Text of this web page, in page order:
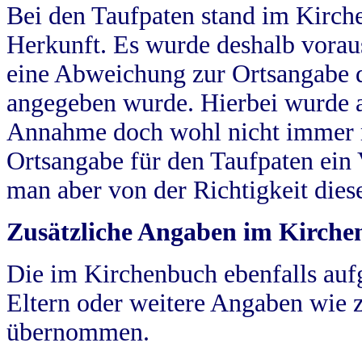
Bei den Taufpaten stand im
Herkunft. Es wurde deshalb
eine Abweichung zur
angegeben wurde. Hierbei wurde
Annahme doch wohl nicht
Ortsangabe für den Taufpaten
man aber von der Richtigkeit
Zusätzliche Angaben im
Die im Kirchenbuch ebenfalls
Eltern oder weitere Angaben wie
übernommen.